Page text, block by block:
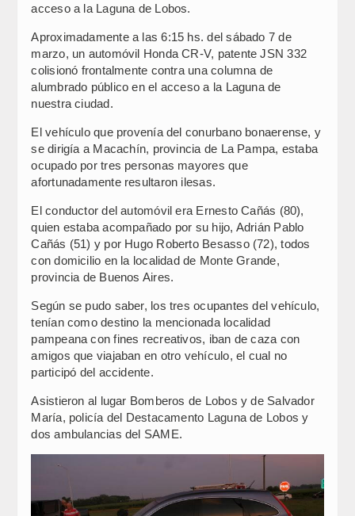
acceso a la Laguna de Lobos.
Aproximadamente a las 6:15 hs. del sábado 7 de
marzo, un automóvil Honda CR-V, patente JSN 332
colisionó frontalmente contra una columna de
alumbrado público en el acceso a la Laguna de
nuestra ciudad.
El vehículo que provenía del conurbano bonaerense, y
se dirigía a Macachín, provincia de La Pampa, estaba
ocupado por tres personas mayores que
afortunadamente resultaron ilesas.
El conductor del automóvil era Ernesto Cañás (80),
quien estaba acompañado por su hijo, Adrián Pablo
Cañás (51) y por Hugo Roberto Besasso (72), todos
con domicilio en la localidad de Monte Grande,
provincia de Buenos Aires.
Según se pudo saber, los tres ocupantes del vehículo,
tenían como destino la mencionada localidad
pampeana con fines recreativos, iban de caza con
amigos que viajaban en otro vehículo, el cual no
participó del accidente.
Asistieron al lugar Bomberos de Lobos y de Salvador
María, policía del Destacamento Laguna de Lobos y
dos ambulancias del SAME.